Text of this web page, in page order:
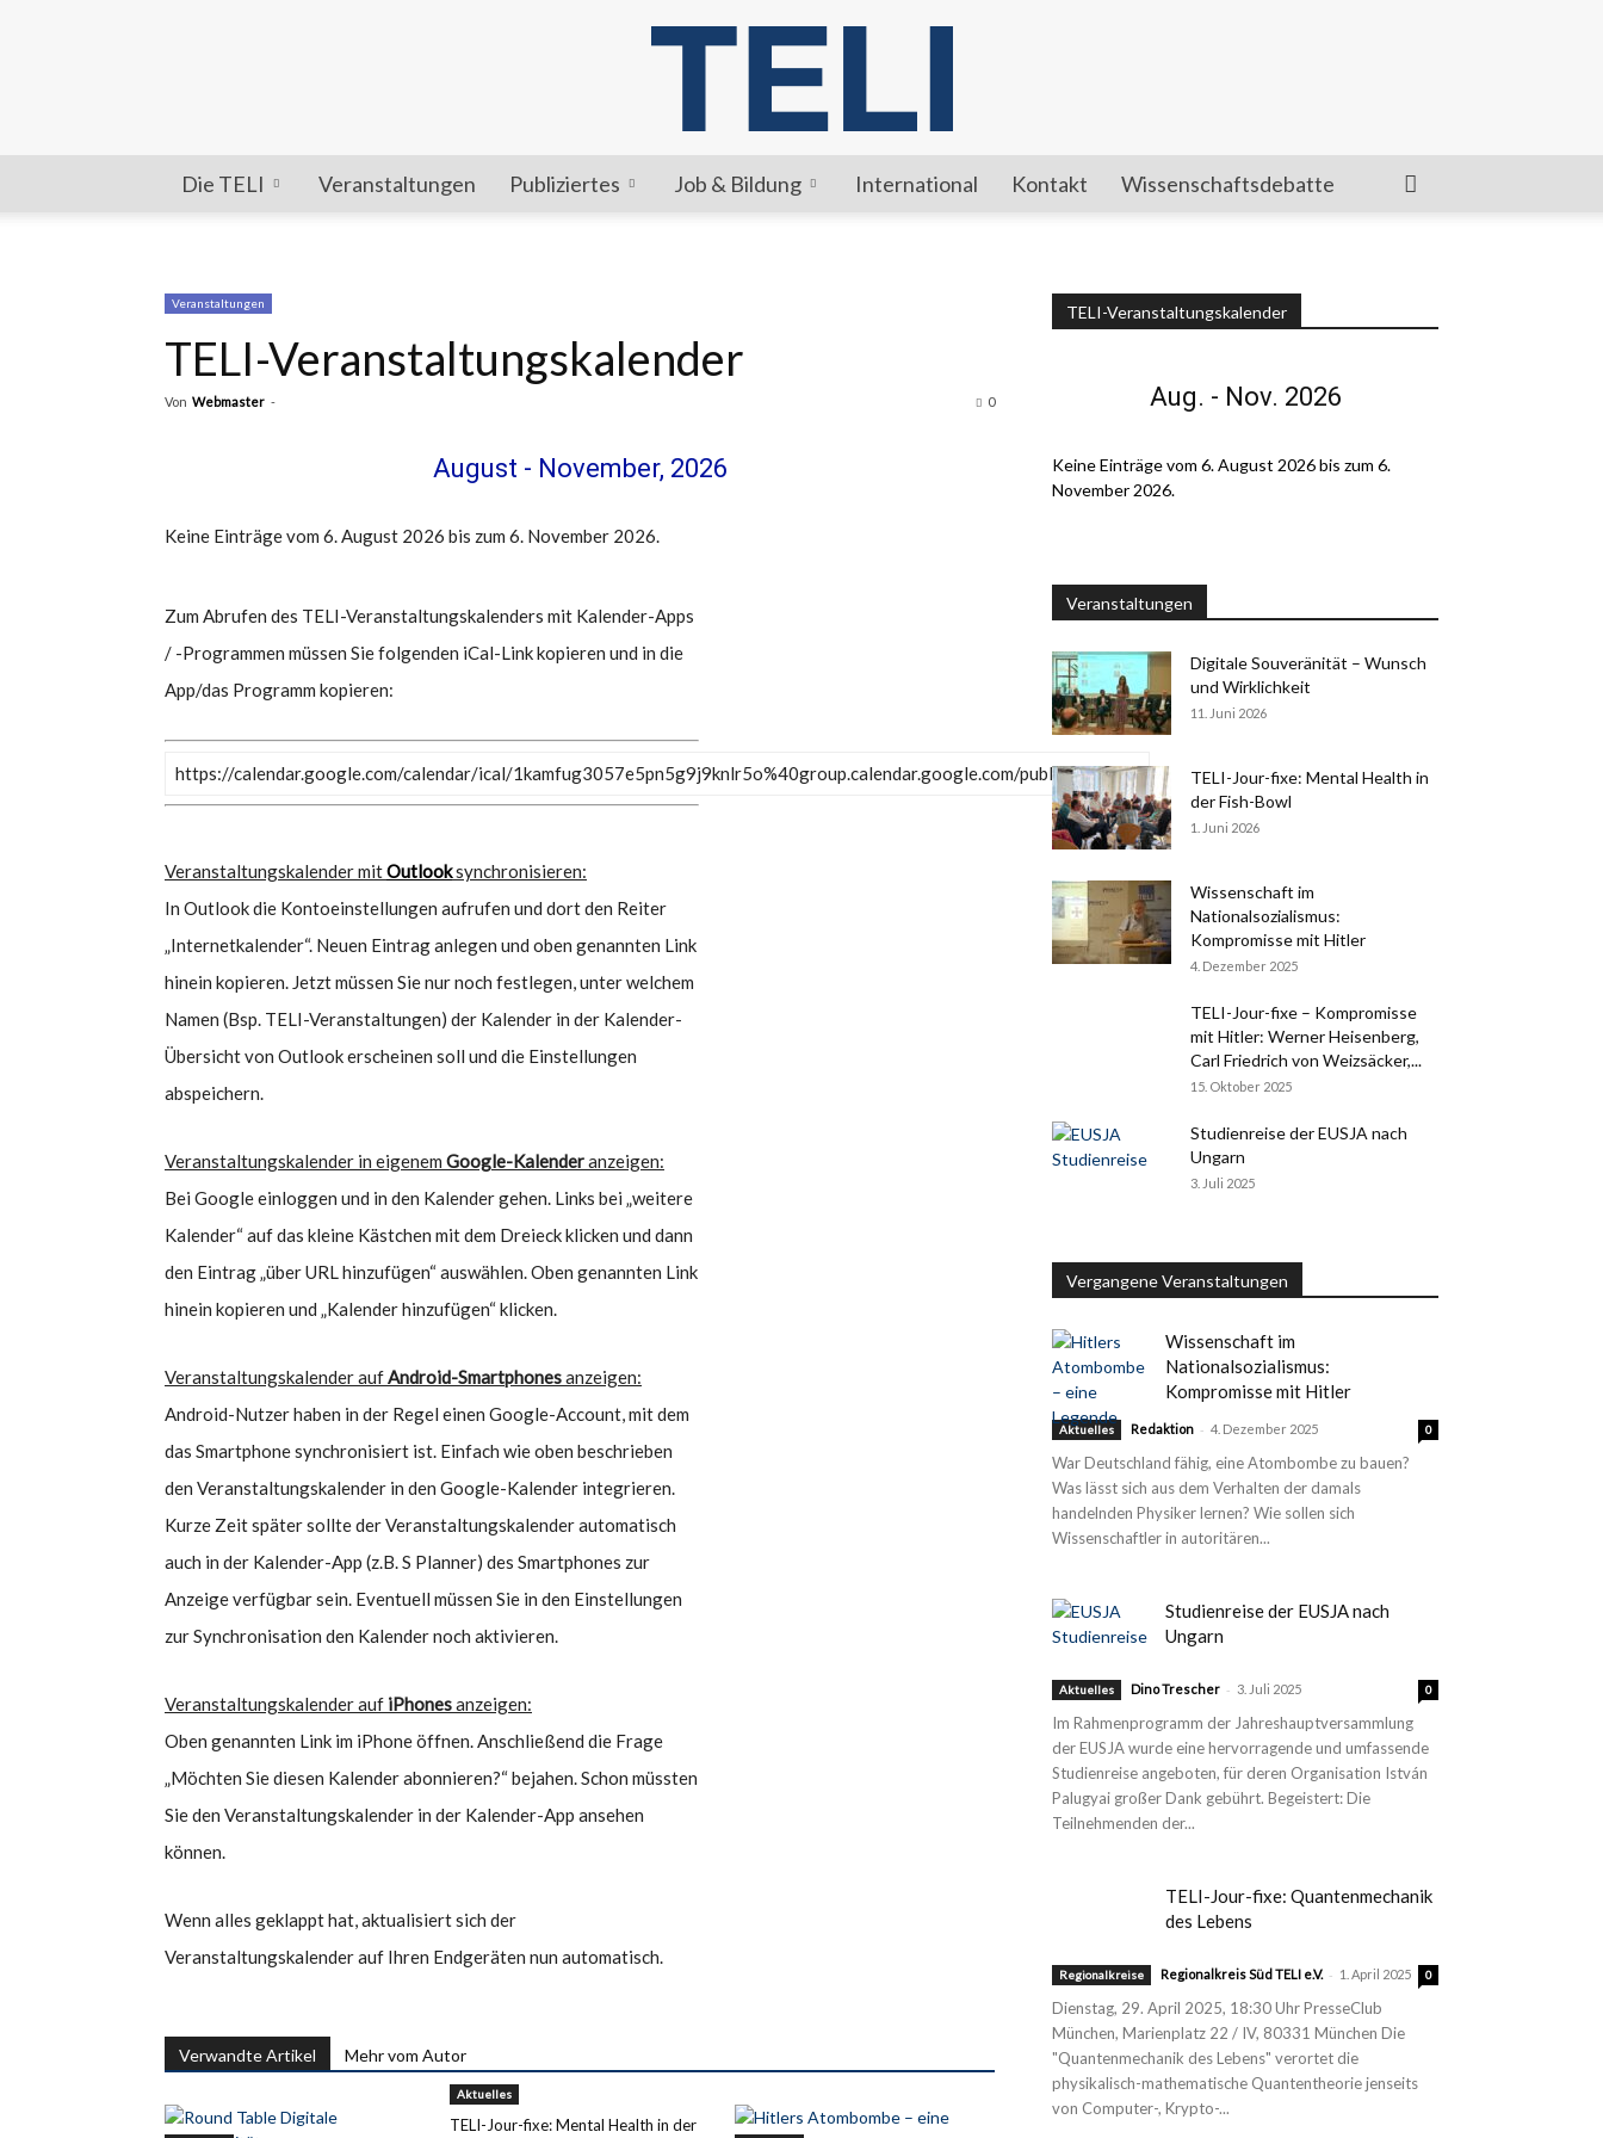
Die TELI Veranstaltungen Publiziertes Job & Bildung International Kontakt Wissenschaftsdebatte
Veranstaltungen
TELI-Veranstaltungskalender
Von Webmaster - 0
August - November, 2026
Keine Einträge vom 6. August 2026 bis zum 6. November 2026.
Zum Abrufen des TELI-Veranstaltungskalenders mit Kalender-Apps
/ -Programmen müssen Sie folgenden iCal-Link kopieren und in die
App/das Programm kopieren:
https://calendar.google.com/calendar/ical/1kamfug3057e5pn5g9j9knlr5o%40group.calendar.google.com/public/basic.ics
Veranstaltungskalender mitOutlooksynchronisieren:
In Outlook die Kontoeinstellungen aufrufen und dort den Reiter
„Internetkalender“. Neuen Eintrag anlegen und oben genannten Link
hinein kopieren. Jetzt müssen Sie nur noch festlegen, unter welchem
Namen (Bsp. TELI-Veranstaltungen) der Kalender in der Kalender-
Übersicht von Outlook erscheinen soll und die Einstellungen
abspeichern.
Veranstaltungskalender in eigenem Google-Kalenderanzeigen:
Bei Google einloggen und in den Kalender gehen. Links bei „weitere
Kalender“ auf das kleine Kästchen mit dem Dreieck klicken und dann
den Eintrag „über URL hinzufügen“ auswählen. Oben genannten Link
hinein kopieren und „Kalender hinzufügen“ klicken.
Veranstaltungskalender auf Android-Smartphonesanzeigen:
Android-Nutzer haben in der Regel einen Google-Account, mit dem
das Smartphone synchronisiert ist. Einfach wie oben beschrieben
den Veranstaltungskalender in den Google-Kalender integrieren.
Kurze Zeit später sollte der Veranstaltungskalender automatisch
auch in der Kalender-App (z.B. S Planner) des Smartphones zur
Anzeige verfügbar sein. Eventuell müssen Sie in den Einstellungen
zur Synchronisation den Kalender noch aktivieren.
Veranstaltungskalender auf iPhonesanzeigen:
Oben genannten Link im iPhone öffnen. Anschließend die Frage
„Möchten Sie diesen Kalender abonnieren?“ bejahen. Schon müssten
Sie den Veranstaltungskalender in der Kalender-App ansehen
können.
Wenn alles geklappt hat, aktualisiert sich der
Veranstaltungskalender auf Ihren Endgeräten nun automatisch.
Verwandte Artikel Mehr vom Autor
Aktuelles
TELI-Jour-fixe: Mental Health in der
TELI-Veranstaltungskalender
Aug. - Nov. 2026
Keine Einträge vom 6. August 2026 bis zum 6.
November 2026.
Veranstaltungen
Digitale Souveränität – Wunsch
und Wirklichkeit
11. Juni 2026
TELI-Jour-fixe: Mental Health in
der Fish-Bowl
1. Juni 2026
Wissenschaft im
Nationalsozialismus:
Kompromisse mit Hitler
4. Dezember 2025
TELI-Jour-fixe – Kompromisse
mit Hitler: Werner Heisenberg,
Carl Friedrich von Weizsäcker,...
15. Oktober 2025
Studienreise der EUSJA nach
Ungarn
3. Juli 2025
Vergangene Veranstaltungen
Wissenschaft im
Nationalsozialismus:
Kompromisse mit Hitler
Aktuelles Redaktion - 4. Dezember 2025 0
War Deutschland fähig, eine Atombombe zu bauen?
Was lässt sich aus dem Verhalten der damals
handelnden Physiker lernen? Wie sollen sich
Wissenschaftler in autoritären...
Studienreise der EUSJA nach
Ungarn
Aktuelles Dino Trescher - 3. Juli 2025 0
Im Rahmenprogramm der Jahreshauptversammlung
der EUSJA wurde eine hervorragende und umfassende
Studienreise angeboten, für deren Organisation István
Palugyai großer Dank gebührt. Begeistert: Die
Teilnehmenden der...
TELI-Jour-fixe: Quantenmechanik
des Lebens
Regionalkreise Regionalkreis Süd TELI e.V. - 1. April 2025 0
Dienstag, 29. April 2025, 18:30 Uhr PresseClub
München, Marienplatz 22 / IV, 80331 München Die
"Quantenmechanik des Lebens" verortet die
physikalisch-mathematische Quantentheorie jenseits
von Computer-, Krypto-...